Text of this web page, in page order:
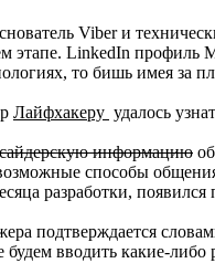
Viber и
этапе. LinkedIn профиль
то бишь имея за
Лайфхакеру удалось
информацию
способы
разработки,
подтверждается
вводить какие-либо